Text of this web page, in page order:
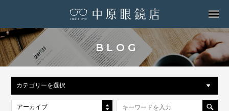
BLOG
カテゴリーを選択
アーカイブ